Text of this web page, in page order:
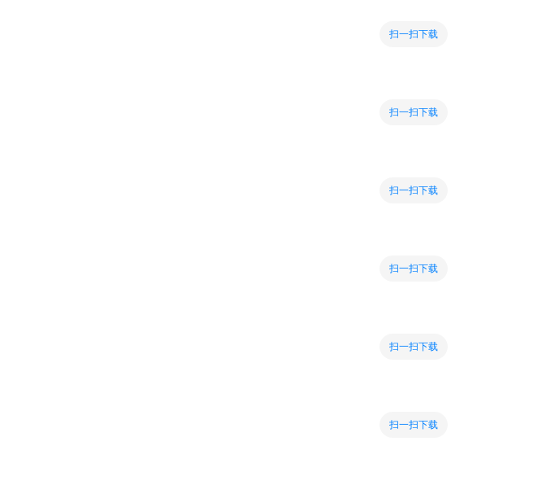
扫一扫下载
扫一扫下载
扫一扫下载
扫一扫下载
扫一扫下载
扫一扫下载